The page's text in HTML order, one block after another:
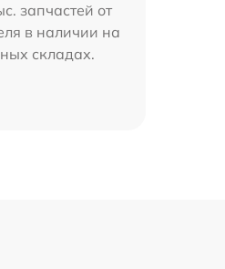
запчастей от
в наличии на
складах.